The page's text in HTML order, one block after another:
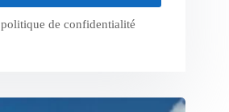
politique de confidentialité